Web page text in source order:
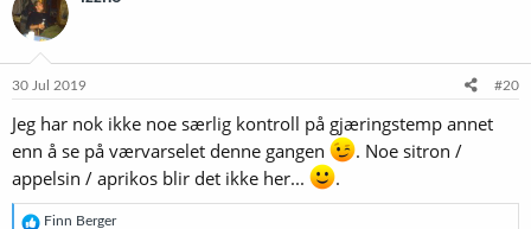
s
j
o
e
:
30 Jul 2019 #20
Jeg har nok ikke noe særlig kontroll på gjæringstemp annet
enn å se på værvarselet denne gangen
. Noe sitron /
appelsin / aprikos blir det ikke her...
.
R
Finn Berger